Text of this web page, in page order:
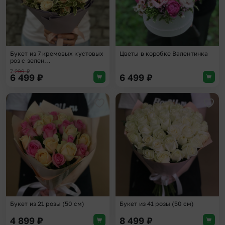
Букет из 7 кремовых кустовых
роз с зелен...
7 299₽
6 499 ₽
Цветы в коробке Валентинка
6 499 ₽
Добавить в избранное
Букет из 21 розы (50 см)
4 899 ₽
Букет из 41 розы (50 см)
8 499 ₽